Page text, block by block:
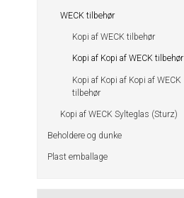
WECK tilbehør
Kopi af WECK tilbehør
Kopi af Kopi af WECK tilbehør
Kopi af Kopi af Kopi af WECK
tilbehør
Kopi af WECK Sylteglas (Sturz)
Beholdere og dunke
Plast emballage